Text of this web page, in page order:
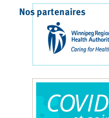
Nos partenaires